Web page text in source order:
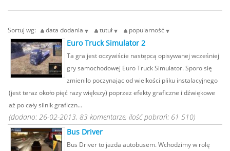
Sortuj wg: data dodania tutuł popularność
Euro Truck Simulator 2
Ta gra jest oczywiście następcą opisywanej wcześniej
gry samochodowej Euro Truck Simulator. Sporo się
zmieniło poczynając od wielkości pliku instalacyjnego
(jest teraz około pięć razy większy) poprzez efekty graficzne i dźwiękowe
aż po cały silnik graficzn...
(dodano: 26-02-2013, 83 komentarze, ilość pobrań: 61 510)
Bus Driver
Bus Driver to jazda autobusem. Wchodzimy w rolę